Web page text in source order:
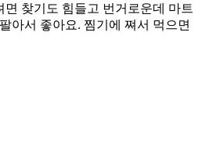
찾기도 힘들고 번거로운데 마트
아서 좋아요. 찜기에 쪄서 먹으면